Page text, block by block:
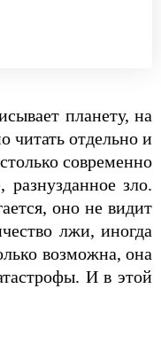
планету, на
читать отдельно и
современно
зло.
оно не видит
лжи, иногда
возможна, она
И в этой